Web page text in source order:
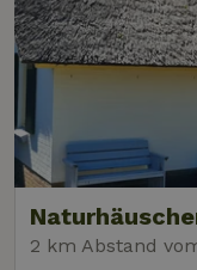
2 km Abstand
policy
_nhft_translations